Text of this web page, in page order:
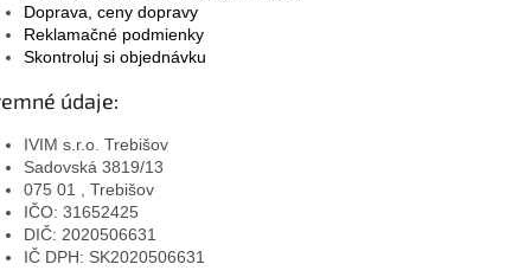
Doprava, ceny dopravy
Reklamačné podmienky
Skontroluj si objednávku
údaje:
IVIM s.r.o. Trebišov
Sadovská 3819/13
075 01 , Trebišov
IČO: 31652425
DIČ: 2020506631
IČ DPH: SK2020506631